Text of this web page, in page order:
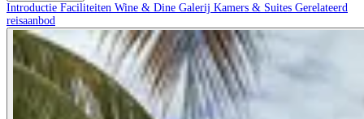
Introductie Faciliteiten Wine & Dine Galerij Kamers & Suites Gerelateerd
reisaanbod